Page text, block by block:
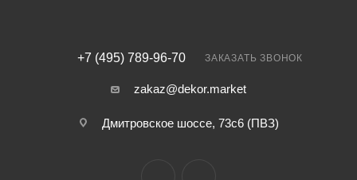
+7 (495) 789-96-70 ЗАКАЗАТЬ ЗВОНОК
zakaz@dekor.market
Дмитровское шоссе, 73с6 (ПВЗ)